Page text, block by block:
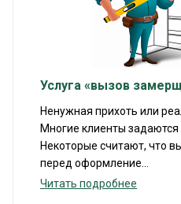
Услуга «вызов
Ненужная прихоть или
Многие клиенты
Некоторые считают, что
перед оформление...
Читать подробнее